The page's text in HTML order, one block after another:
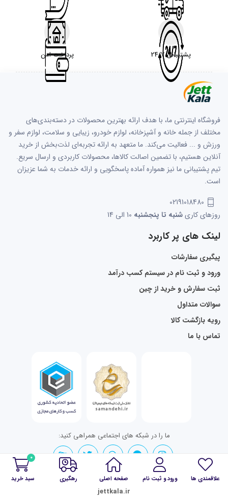
0
سبد خرید رهگیری صفحه اصلی ورود و ثبت نام علاقمندی ها
jettkala.ir
پشتیبانی 24/7 پرداخت امن
فروشگاه اینترنتی ما، با هدف ارائه بهترین محصولات در دسته‌بندی‌های
مختلف از جمله خانه و آشپزخانه، لوازم خودرو، زیبایی و سلامت، لوازم سفر و
ورزش و ... فعالیت می‌کند. ما متعهد به ارائه تجربه‌ای لذت‌بخش از خرید
آنلاین هستیم، با تضمین اصالت کالاها، محصولات کاربردی و ارسال سریع.
تیم پشتیبانی ما نیز همواره آماده پاسخگویی و ارائه خدمات به شما عزیزان
است.
02191018480
روزهای کاریشنبه تا پنجشنبه
لینک های پر کاربرد
پیگیری سفارشات
ورود و ثبت نام در سیستم کسب درآمد
ثبت سفارش و خرید از چین
سوالات متداول
رویه بازگشت کالا
تماس با ما
ما را در شبکه های اجتماعی همراهی کنید:
تمامی حقوق برای jettkala.ir محفوظ است.